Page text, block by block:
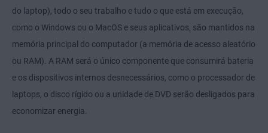
do laptop), todo o seu trabalho e tudo o que está em execução,
como o Windows ou o MacOS e seus aplicativos, são mantidos na
memória principal do computador (a memória de acesso aleatório
ou RAM). A RAM será o único componente que consumirá bateria
e os dispositivos internos desnecessários, como o processador de
laptops, o disco rígido ou a unidade de DVD serão desligados para
economizar energia.